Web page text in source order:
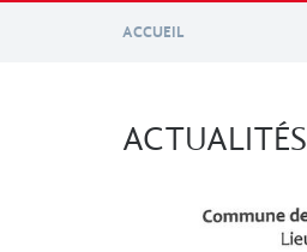
ACCUEIL
ACTUALITÉS